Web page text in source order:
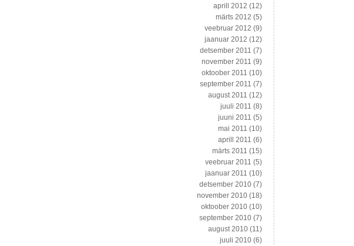
aprill 2012 (12)
märts 2012 (5)
veebruar 2012 (9)
jaanuar 2012 (12)
detsember 2011 (7)
november 2011 (9)
oktoober 2011 (10)
september 2011 (7)
august 2011 (12)
juuli 2011 (8)
juuni 2011 (5)
mai 2011 (10)
aprill 2011 (6)
märts 2011 (15)
veebruar 2011 (5)
jaanuar 2011 (10)
detsember 2010 (7)
november 2010 (18)
oktoober 2010 (10)
september 2010 (7)
august 2010 (11)
juuli 2010 (6)